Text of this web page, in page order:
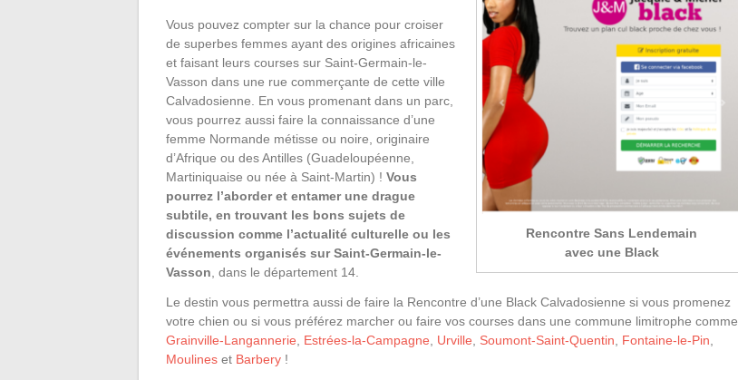
Rencontre Sans Lendemain
avec une Black
Vous pouvez compter sur la chance pour croiser
de superbes femmes ayant des origines africaines
et faisant leurs courses sur Saint-Germain-le-
Vasson dans une rue commerçante de cette ville
Calvadosienne. En vous promenant dans un parc,
vous pourrez aussi faire la connaissance d’une
femme Normande métisse ou noire, originaire
d’Afrique ou des Antilles (Guadeloupéenne,
Martiniquaise ou née à Saint-Martin) ! Vous
pourrez l’aborder et entamer une drague
subtile, en trouvant les bons sujets de
discussion comme l’actualité culturelle ou les
événements organisés sur Saint-Germain-le-
Vasson , dans le département 14.
Le destin vous permettra aussi de faire la Rencontre d’une Black Calvadosienne si vous promenez
votre chien ou si vous préférez marcher ou faire vos courses dans une commune limitrophe comme
Grainville-Langannerie
Estrées-la-Campagne Urville Soumont-Saint-Quentin Fontaine-le-Pin
Moulines et Barbery !